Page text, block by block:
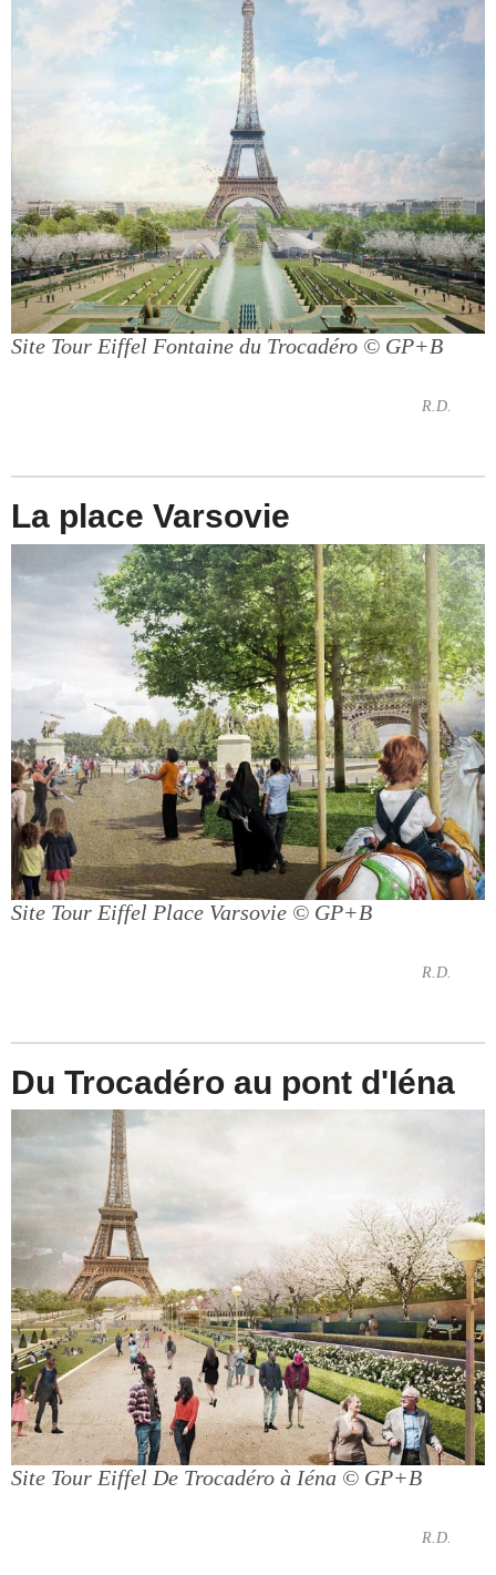
Site Tour Eiffel Fontaine du Trocadéro © GP+B
R.D.
La place Varsovie
Site Tour Eiffel Place Varsovie © GP+B
R.D.
Du Trocadéro au pont d'Iéna
Site Tour Eiffel De Trocadéro à Iéna © GP+B
R.D.